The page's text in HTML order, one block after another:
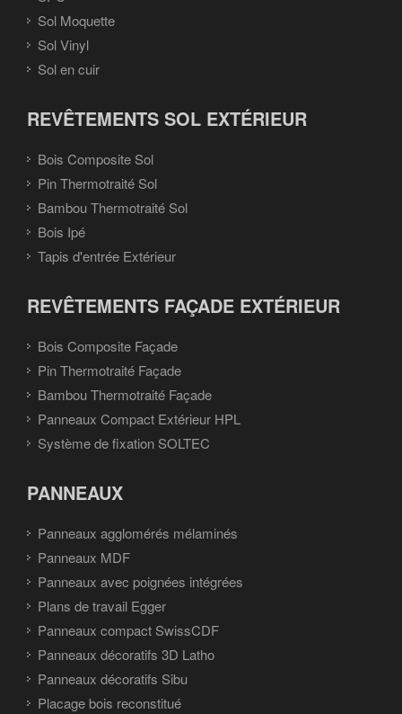
Sol Moquette
Sol Vinyl
Sol en cuir
REVÊTEMENTS SOL EXTÉRIEUR
Bois Composite Sol
Pin Thermotraité Sol
Bambou Thermotraité Sol
Bois Ipé
Tapis d'entrée Extérieur
REVÊTEMENTS FAÇADE EXTÉRIEUR
Bois Composite Façade
Pin Thermotraité Façade
Bambou Thermotraité Façade
Panneaux Compact Extérieur HPL
Système de fixation SOLTEC
PANNEAUX
Panneaux agglomérés mélaminés
Panneaux MDF
Panneaux avec poignées intégrées
Plans de travail Egger
Panneaux compact SwissCDF
Panneaux décoratifs 3D Latho
Panneaux décoratifs Sibu
Placage bois reconstitué